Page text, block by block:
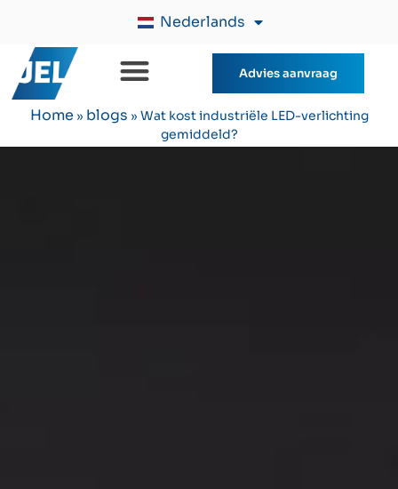
Nederlands
Advies aanvraag
Home » blogs » Wat kost industriële LED-verlichting
gemiddeld?